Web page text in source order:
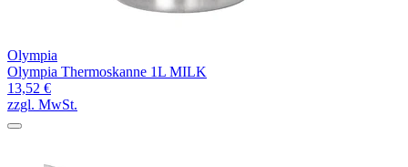
Olympia
Olympia Thermoskanne 1L MILK
13,52 €
zzgl. MwSt.